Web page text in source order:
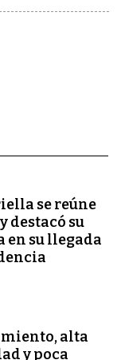
se reúne
destacó su
en su llegada
alta
y poca